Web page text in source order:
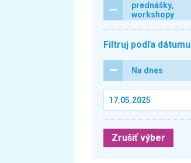
prednášky,
workshopy
Filtruj podľa dátumu
Na dnes
Zrušiť výber